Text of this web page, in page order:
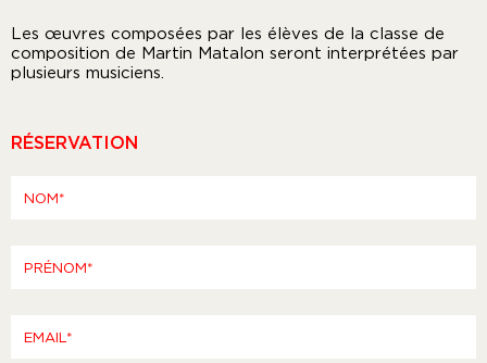
Les œuvres composées par les élèves de la classe de
composition de Martin Matalon seront interprétées par
plusieurs musiciens.
RÉSERVATION